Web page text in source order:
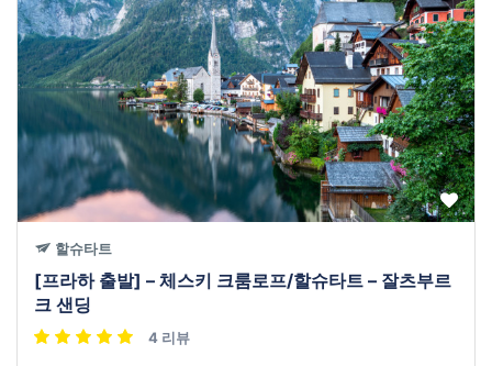
할슈타트
[프라하 출발] – 체스키 크룸로프/할슈타트 – 잘츠부르
크 샌딩
4 리뷰